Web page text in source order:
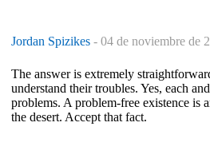
Jordan Spizikes - 04 de noviembre de
The answer is extremely
understand their troubles. Yes, each
problems. A problem-free existence is
the desert. Accept that fact.